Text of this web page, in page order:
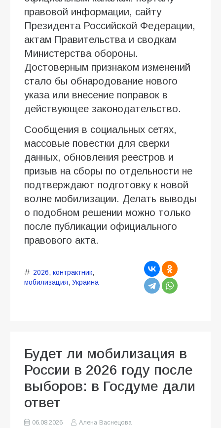
правовой информации, сайту
Президента Российской Федерации,
актам Правительства и сводкам
Министерства обороны.
Достоверным признаком изменений
стало бы обнародование нового
указа или внесение поправок в
действующее законодательство.
Сообщения в социальных сетях,
массовые повестки для сверки
данных, обновления реестров и
призыв на сборы по отдельности не
подтверждают подготовку к новой
волне мобилизации. Делать выводы
о подобном решении можно только
после публикации официального
правового акта.
2026, контрактник,
мобилизация, Украина
Будет ли мобилизация в
России в 2026 году после
выборов: в Госдуме дали
ответ
06.08.2026
Алена Васнецова